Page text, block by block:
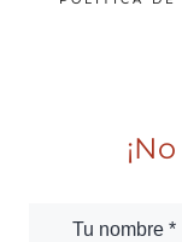
Tu nombre *